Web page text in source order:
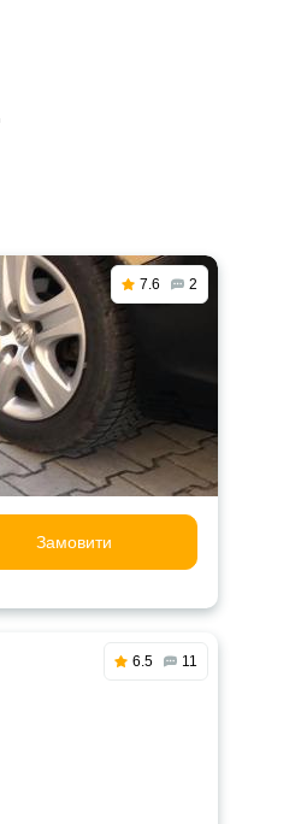
7.6 2
Замовити
6.5 11